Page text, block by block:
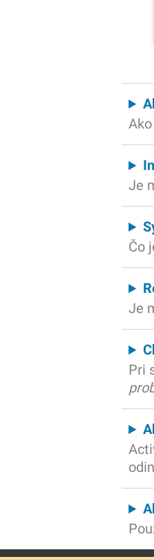
Je
Čo
Je
Pri